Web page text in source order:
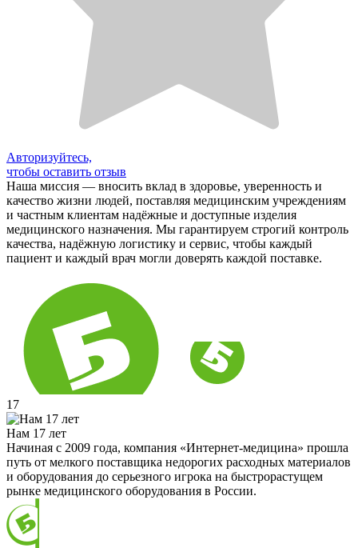
Авторизуйтесь,
чтобы оставить отзыв
Наша миссия — вносить вклад в здоровье, уверенность и
качество жизни людей, поставляя медицинским учреждениям
и частным клиентам надёжные и доступные изделия
медицинского назначения. Мы гарантируем строгий контроль
качества, надёжную логистику и сервис, чтобы каждый
пациент и каждый врач могли доверять каждой поставке.
17
Нам 17 лет
Начиная с 2009 года, компания «Интернет-медицина» прошла
путь от мелкого поставщика недорогих расходных материалов
и оборудования до серьезного игрока на быстрорастущем
рынке медицинского оборудования в России.